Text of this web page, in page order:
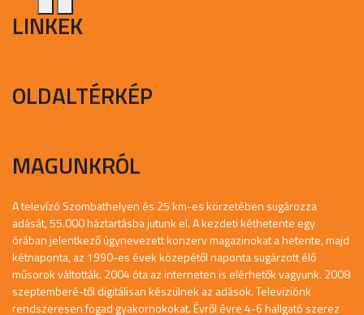
LINKEK
OLDALTÉRKÉP
MAGUNKRÓL
A televízó Szombathelyen és 25 km-es körzetében sugározza
adását, 55.000 háztartásba jutunk el. A kezdeti kéthetente egy
órában jelentkező úgynevezett konzerv magazinokat a hetente, majd
kétnaponta, az 1990-es évek közepétől naponta sugárzott élő
műsorok váltották. 2004 óta az interneten is elérhetők vagyunk. 2008
szeptemberé-től digitálisan készülnek az adások. Televíziónk
rendszeresen fogad gyakornokokat. Évről évre 4-6 hallgató szerez